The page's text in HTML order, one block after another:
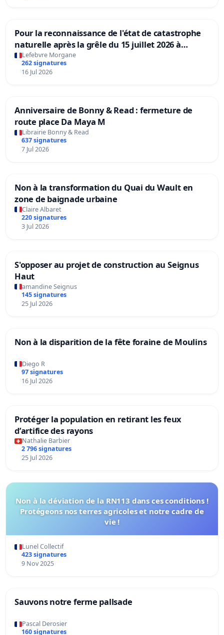
Pour la reconnaissance de l'état de catastrophe
naturelle après la grêle du 15 juillet 2026 à
Aubenas et ses alentours
Lefebvre Morgane
262 signatures
16 Jul 2026
Anniversaire de Bonny & Read : fermeture de
route place Da Maya M
Librairie Bonny & Read
637 signatures
7 Jul 2026
Non à la transformation du Quai du Wault en
zone de baignade urbaine
Claire Albaret
220 signatures
3 Jul 2026
S'opposer au projet de construction au Seignus
Haut
amandine Seignus
145 signatures
25 Jul 2026
Non à la disparition de la fête foraine de Moulins
Diego R
97 signatures
16 Jul 2026
Protéger la population en retirant les feux
d’artifice des rayons
Nathalie Barbier
2 796 signatures
25 Jul 2026
Non à la déviation de la RN113 dans ces conditions !
Protégeons nos terres agricoles et notre cadre de
vie !
Lunel Collectif
423 signatures
9 Nov 2025
Sauvons notre ferme pallsade
Pascal Derosier
160 signatures